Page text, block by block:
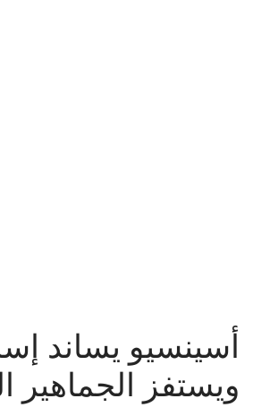
أسينسيو يساند
ويستفز الجماهير